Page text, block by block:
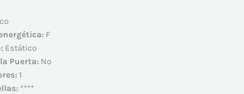
F
Estático
Puerta: No
1
****